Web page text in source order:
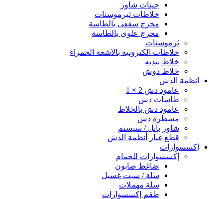
جيتات شاور
خلاطات ثيرموستات
مخرج سقفى بالطاسة
مخرج علوى بالطاسة
ثرموستات
خلاطات الكترونية بالاشعة الحمراء
خلاط بيديه
خلاط دوش
انظمة الدش
عامود دش 2 × 1
طاسات دش
عامود دش بالخلاط
مسطرة دش
شاور بانل / سيستم
قطع غيار أنظمة الدش
إكسسوارات
إكسسوارات للحمام
ضاغط صابون
سلة / سبت غسيل
سلة مهملات
طقم إكسسوارات